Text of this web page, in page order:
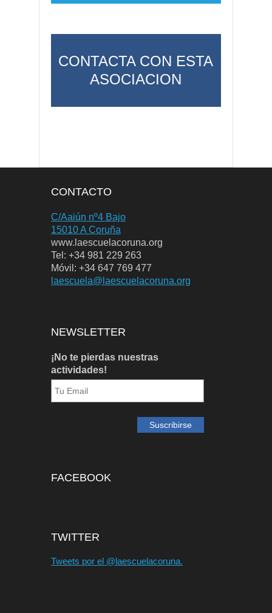
CONTACTA CON ESTA
ASOCIACION
CONTACTO
C/Aaiún nº4 Bajo
15010 A Coruña
www.laescuelacoruna.org
Tel: +34 981 229 263
Móvil: +34 647 769 477
laescuela@laescuelacoruna.org
NEWSLETTER
¡No te pierdas nuestras
actividades!
FACEBOOK
TWITTER
Tweets por el @laescuelacoruna.